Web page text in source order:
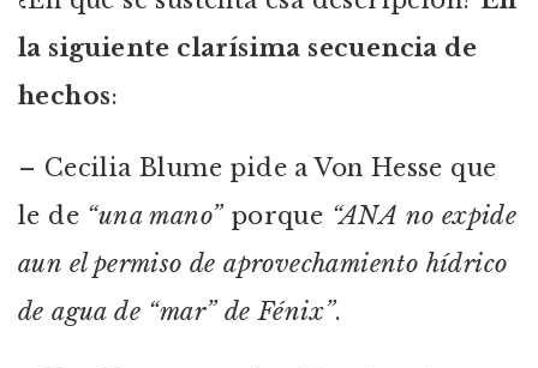
la siguiente clarísima secuencia de
hechos:
– Cecilia Blume pide a Von Hesse que
le de “una mano”porque “ANA no expide
aun el permiso de aprovechamiento hídrico
de agua de “mar” de Fénix”.